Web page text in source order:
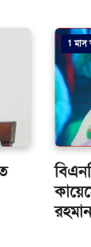
1 মাস
রহমান